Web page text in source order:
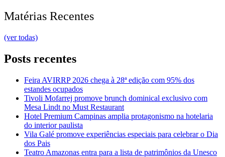
Matérias Recentes
(ver todas)
Posts recentes
Feira AVIRRP 2026 chega à 28ª edição com 95% dos
estandes ocupados
Tivoli Mofarrej promove brunch dominical exclusivo com
Mesa Lindt no Must Restaurant
Hotel Premium Campinas amplia protagonismo na hotelaria
do interior paulista
Vila Galé promove experiências especiais para celebrar o Dia
dos Pais
Teatro Amazonas entra para a lista de patrimônios da Unesco